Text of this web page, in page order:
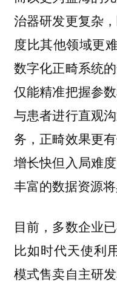
治器研发更复杂
度比其他领域更
数字化正畸系统
仅能精准把握参
与患者进行直观
务，正畸效果更
增长快但入局难
丰富的数据资源
目前，多数企业
比如时代天使利
模式售卖自主研